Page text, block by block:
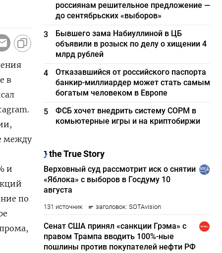
в
между
и
по
россиянам решительное предложение —
до сентябрьских «выборов»
3
Бывшего зама Набиуллиной в ЦБ
объявили в розыск по делу о хищении 4
млрд рублей
4
Отказавшийся от российского паспорта
банкир-миллиардер может стать самым
богатым человеком в Европе
5
ФСБ хочет внедрить систему СОРМ в
комьютерные игры и на криптобиржи